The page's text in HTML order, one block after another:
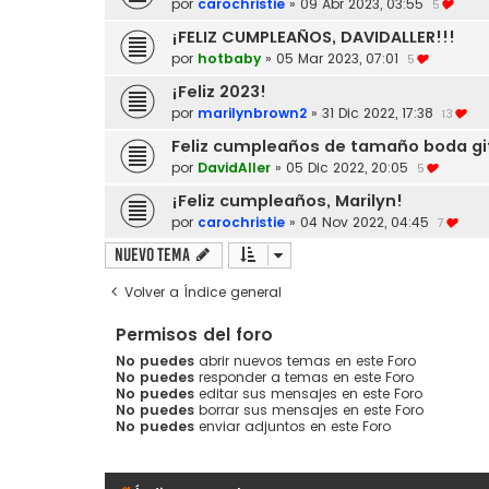
por carochristie » 09 Abr 2023, 03:55 5
¡FELIZ CUMPLEAÑOS, DAVIDALLER!!!
por hotbaby » 05 Mar 2023, 07:01 5
¡Feliz 2023!
por marilynbrown2 » 31 Dic 2022, 17:38 13
Feliz cumpleaños de tamaño boda
por DavidAller » 05 Dic 2022, 20:05 5
¡Feliz cumpleaños, Marilyn!
por carochristie » 04 Nov 2022, 04:45 7
Nuevo Tema
Volver a Índice general
Permisos del foro
No puedes abrir nuevos temas en este Foro
No puedes responder a temas en este Foro
No puedes editar sus mensajes en este Foro
No puedes borrar sus mensajes en este Foro
No puedes enviar adjuntos en este Foro